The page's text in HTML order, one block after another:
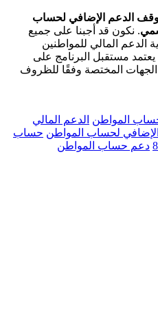
الدعم الإضافي لحساب
. نكون قد أجبنا على جميع
الدعم المالي للمواطنين
مستقبل البرنامج على
الجهات المختصة وفقًا للظروف
المواطن الدعم المالي
لحساب المواطن حساب
دعم حساب المواطن